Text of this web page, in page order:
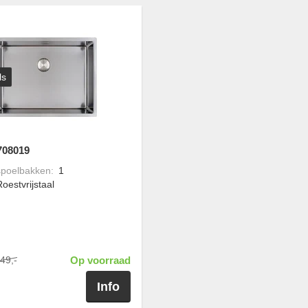
: 1
Op voorraad
Info